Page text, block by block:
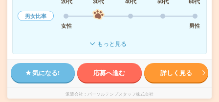
男女比率
女性
男性
もっと見る
気になる! 応募へ進む 詳しく見る
派遣会社 パーソルテンプスタッフ株式会社